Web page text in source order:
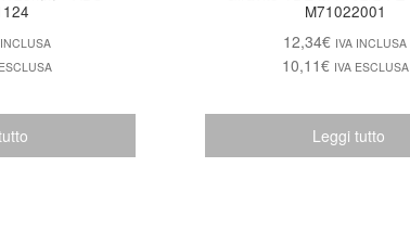
M71022001
12,34€ IVA INCLUSA
10,11€ IVA ESCLUSA
Leggi tutto